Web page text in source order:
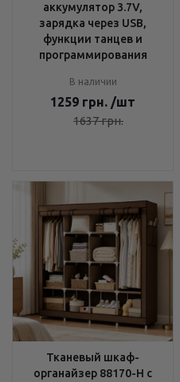
аккумулятор 3.7V,
зарядка через USB,
функции танцев и
программирования
В наличии
1259 грн. /шт
1637грн.
Тканевый шкаф-
органайзер 88170-H с